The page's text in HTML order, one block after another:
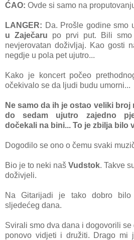
ĆAO: Ovde si samo na
LANGER: Da. Prošle godine smo
u Zaječaru po prvi put. Bili
nevjerovatan doživljaj. Kao gosti
negdje u pola pet ujutro...
Kako je koncert počeo
očekivalo se da ljudi budu umorni...
Ne samo da ih je ostao veliki
do sedam ujutro zajedno
dočekali na bini... To je zbilja bilo
Dogodilo se ono o čemu svaki
Bio je to neki naš Vudstok. Takve
doživjeli.
Na Gitarijadi je tako dobro
sljedećeg dana.
Svirali smo dva dana i dogovorili
ponovo vidjeti i družiti. Drago mi